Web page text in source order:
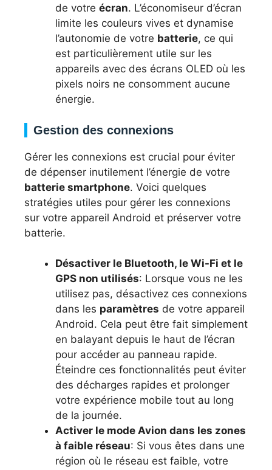
de votre écran. L’économiseur d’écran
limite les couleurs vives et dynamise
l’autonomie de votre batterie, ce qui
est particulièrement utile sur les
appareils avec des écrans OLED où les
pixels noirs ne consomment aucune
énergie.
Gestion des connexions
Gérer les connexions est crucial pour éviter
de dépenser inutilement l’énergie de votre
batterie smartphone. Voici quelques
stratégies utiles pour gérer les connexions
sur votre appareil Android et préserver votre
batterie.
Désactiver le Bluetooth, le Wi-Fi et le
GPS non utilisés: Lorsque vous ne les
utilisez pas, désactivez ces connexions
dans les paramètres de votre appareil
Android. Cela peut être fait simplement
en balayant depuis le haut de l’écran
pour accéder au panneau rapide.
Éteindre ces fonctionnalités peut éviter
des décharges rapides et prolonger
votre expérience mobile tout au long
de la journée.
Activer le mode Avion dans les zones
à faible réseau: Si vous êtes dans une
région où le réseau est faible, votre